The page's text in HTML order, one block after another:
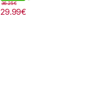
29.99€
36.25€